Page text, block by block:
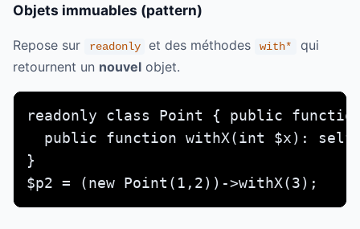
Objets immuables (pattern)
Repose sur readonly et des méthodes with*
qui
retournent un nouvel objet.
readonly class Point { public
public function withX(int $x):
}
$p2 = (new Point(1,2))->withX(3);